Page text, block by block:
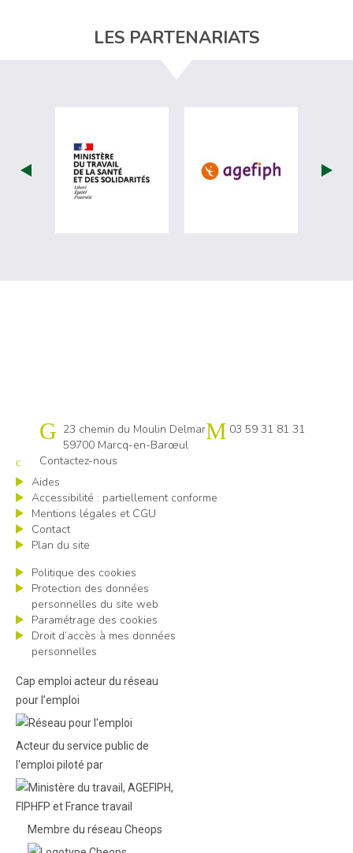
LES PARTENARIATS
visiter les site de Ministère du travail
visiter les
Cap emploi 59 Lille
23 chemin du Moulin Delmar
59700 Marcq-en-Barœul
03 59 31 81 31
Contactez-nous
Aides
Accessibilité : partiellement conforme
Mentions légales et CGU
Contact
Plan du site
Politique des cookies
Protection des données
personnelles du site web
Paramétrage des cookies
Droit d’accès à mes données
personnelles
Cap emploi acteur du réseau
pour l’emploi
Acteur du service public de
l'emploi piloté par
Membre du réseau Cheops